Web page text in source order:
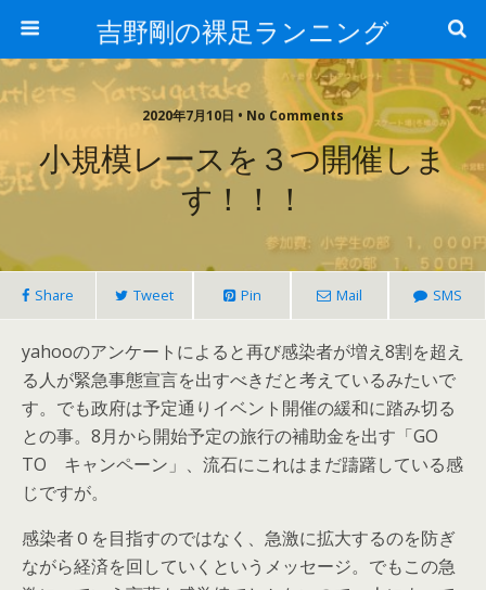
吉野剛の裸足ランニング
2020年7月10日 • No Comments
小規模レースを３つ開催しま
す！！！
Share Tweet Pin Mail SMS
yahooのアンケートによると再び感染者が増え8割を超え
る人が緊急事態宣言を出すべきだと考えているみたいで
す。でも政府は予定通りイベント開催の緩和に踏み切る
との事。8月から開始予定の旅行の補助金を出す「GO
TO キャンペーン」、流石にこれはまだ躊躇している感
じですが。
感染者０を目指すのではなく、急激に拡大するのを防ぎ
ながら経済を回していくというメッセージ。でもこの急